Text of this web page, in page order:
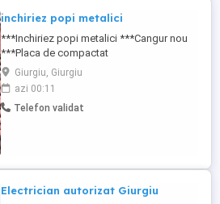
inchiriez popi metalici
***Inchiriez popi metalici ***Cangur nou
***Placa de compactat
Giurgiu, Giurgiu
azi 00:11
Telefon validat
Electrician autorizat Giurgiu